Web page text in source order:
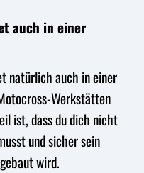
auch in einer
natürlich auch in einer
Werkstätten
ist, dass du dich nicht
und sicher sein
wird.